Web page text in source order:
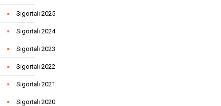
Sigortalı 2025
Sigortalı 2024
Sigortalı 2023
Sigortalı 2022
Sigortalı 2021
Sigortalı 2020